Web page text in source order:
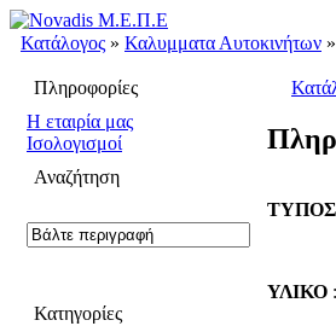
Κατάλογος » Καλυμματα Αυτοκινήτων »
Πληροφορίες
H εταιρία μας
Ισολογισμοί
Αναζήτηση
Κατηγορίες
ΥΛΙΚΟ